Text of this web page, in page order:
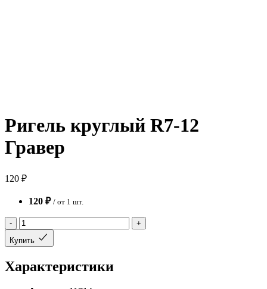
Ригель круглый R7-12
Гравер
120 ₽
120 ₽ / от 1 шт.
-
+
Купить
Характеристики